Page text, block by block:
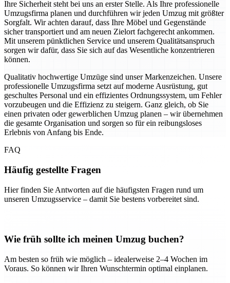
Ihre Sicherheit steht bei uns an erster Stelle. Als Ihre professionelle
Umzugsfirma planen und durchführen wir jeden Umzug mit größter
Sorgfalt. Wir achten darauf, dass Ihre Möbel und Gegenstände
sicher transportiert und am neuen Zielort fachgerecht ankommen.
Mit unserem pünktlichen Service und unserem Qualitätsanspruch
sorgen wir dafür, dass Sie sich auf das Wesentliche konzentrieren
können.
Qualitativ hochwertige Umzüge sind unser Markenzeichen. Unsere
professionelle Umzugsfirma setzt auf moderne Ausrüstung, gut
geschultes Personal und ein effizientes Ordnungssystem, um Fehler
vorzubeugen und die Effizienz zu steigern. Ganz gleich, ob Sie
einen privaten oder gewerblichen Umzug planen – wir übernehmen
die gesamte Organisation und sorgen so für ein reibungsloses
Erlebnis von Anfang bis Ende.
FAQ
Häufig gestellte Fragen
Hier finden Sie Antworten auf die häufigsten Fragen rund um
unseren Umzugsservice – damit Sie bestens vorbereitet sind.
Wie früh sollte ich meinen Umzug buchen?
Am besten so früh wie möglich – idealerweise 2–4 Wochen im
Voraus. So können wir Ihren Wunschtermin optimal einplanen.